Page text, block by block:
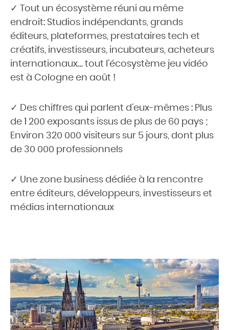
✓ Tout un écosystème réuni au même
endroit: Studios indépendants, grands
éditeurs, plateformes, prestataires tech et
créatifs, investisseurs, incubateurs, acheteurs
internationaux… tout l’écosystème jeu vidéo
est à Cologne en août !
✓ Des chiffres qui parlent d’eux-mêmes : Plus
de 1 200 exposants issus de plus de 60 pays ;
Environ 320 000 visiteurs sur 5 jours, dont plus
de 30 000 professionnels
✓ Une zone business dédiée à la rencontre
entre éditeurs, développeurs, investisseurs et
médias internationaux